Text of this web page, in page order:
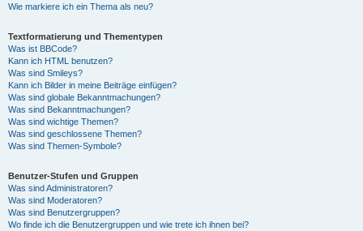
Wie markiere ich ein Thema als neu?
Textformatierung und Thementypen
Was ist BBCode?
Kann ich HTML benutzen?
Was sind Smileys?
Kann ich Bilder in meine Beiträge einfügen?
Was sind globale Bekanntmachungen?
Was sind Bekanntmachungen?
Was sind wichtige Themen?
Was sind geschlossene Themen?
Was sind Themen-Symbole?
Benutzer-Stufen und Gruppen
Was sind Administratoren?
Was sind Moderatoren?
Was sind Benutzergruppen?
Wo finde ich die Benutzergruppen und wie trete ich ihnen bei?